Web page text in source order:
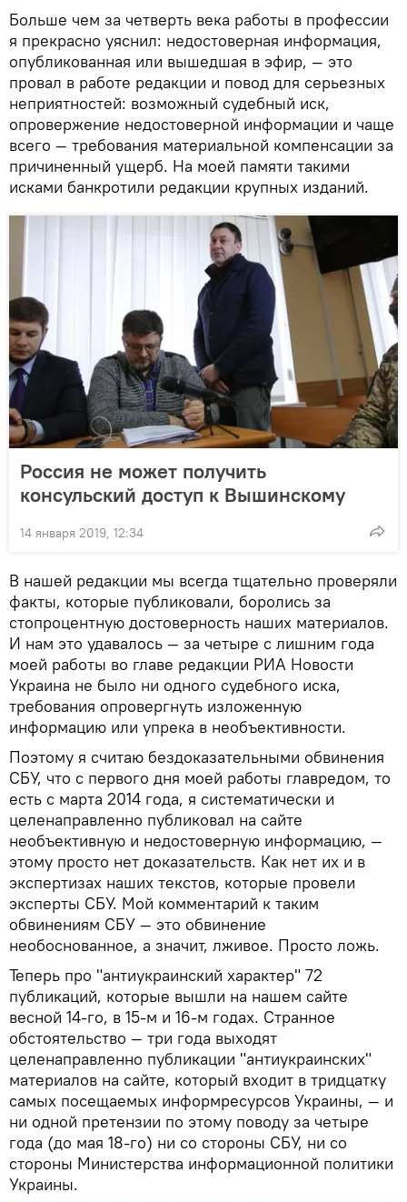
Больше чем за четверть века работы в профессии
я прекрасно уяснил: недостоверная информация,
опубликованная или вышедшая в эфир, — это
провал в работе редакции и повод для серьезных
неприятностей: возможный судебный иск,
опровержение недостоверной информации и чаще
всего — требования материальной компенсации за
причиненный ущерб. На моей памяти такими
исками банкротили редакции крупных изданий.
Россия не может получить
консульский доступ к Вышинскому
14 января 2019, 12:34
В нашей редакции мы всегда тщательно проверяли
факты, которые публиковали, боролись за
стопроцентную достоверность наших материалов.
И нам это удавалось — за четыре с лишним года
моей работы во главе редакции РИА Новости
Украина не было ни одного судебного иска,
требования опровергнуть изложенную
информацию или упрека в необъективности.
Поэтому я считаю бездоказательными обвинения
СБУ, что с первого дня моей работы главредом, то
есть с марта 2014 года, я систематически и
целенаправленно публиковал на сайте
необъективную и недостоверную информацию, —
этому просто нет доказательств. Как нет их и в
экспертизах наших текстов, которые провели
эксперты СБУ. Мой комментарий к таким
обвинениям СБУ — это обвинение
необоснованное, а значит, лживое. Просто ложь.
Теперь про "антиукраинский характер" 72
публикаций, которые вышли на нашем сайте
весной 14-го, в 15-м и 16-м годах. Странное
обстоятельство — три года выходят
целенаправленно публикации "антиукраинских"
материалов на сайте, который входит в тридцатку
самых посещаемых информресурсов Украины, — и
ни одной претензии по этому поводу за четыре
года (до мая 18-го) ни со стороны СБУ, ни со
стороны Министерства информационной политики
Украины.